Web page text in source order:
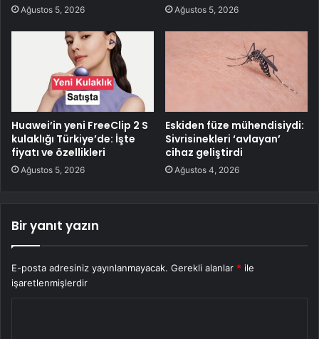
Ağustos 5, 2026 Ağustos 5, 2026
Huawei’in yeni FreeClip 2 S
kulaklığı Türkiye’de: İşte
fiyatı ve özellikleri
Ağustos 5, 2026
Eskiden füze mühendisiydi:
Sivrisinekleri ‘avlayan’
cihaz geliştirdi
Ağustos 4, 2026
Bir yanıt yazın
E-posta adresiniz yayınlanmayacak. Gerekli alanlar * ile
işaretlenmişlerdir